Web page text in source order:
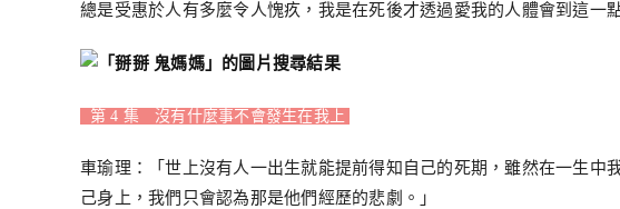
總是受惠於人有多麼令人愧疚，我是在死後才透過愛我的人體會到這一點
第 4 集 沒有什麼事不會發生在我上
車瑜理：「世上沒有人一出生就能提前得知自己的死期，雖然在一生中
己身上，我們只會認為那是他們經歷的悲劇。」